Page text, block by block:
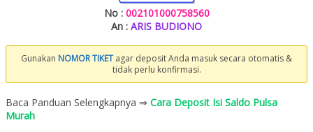
No : 002101000758560
An : ARIS BUDIONO
Gunakan NOMOR TIKET agar deposit Anda masuk secara otomatis &
tidak perlu konfirmasi.
Baca Panduan Selengkapnya ⇒ Cara Deposit Isi Saldo Pulsa
Murah